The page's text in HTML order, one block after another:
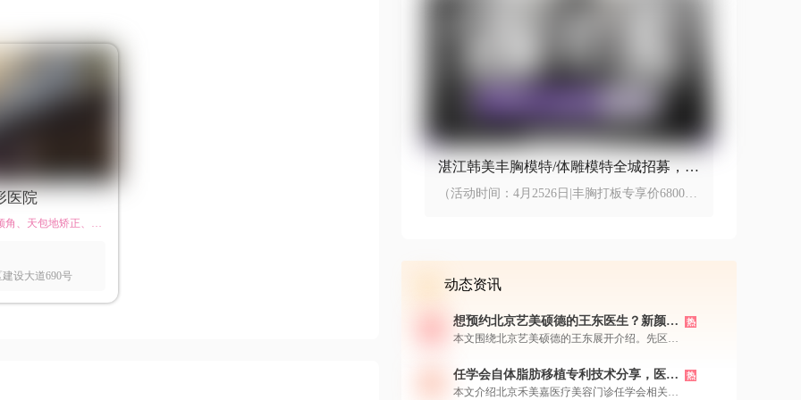
医院
磨颧骨、去下颌角、天包地矫正、颧弓内推、地包天矫正、拉皮手术、自体脂肪去法令纹、手术去法令纹、眼周年轻化手术、面部埋线提升、眼部综合整形、综合鼻整形、腹壁成形术、吸脂塑型、脂肪移植、注射微整形
设大道690号
湛江韩美丰胸模特/体雕模特全城招募，丰
胸打板专享价6800元
（活动时间：4月2526日|丰胸打板专享价6800元
动态资讯
想预约北京艺美硕德的王东医生？新颜智
尚小程序一键预约还能了解价格
热
本文围绕北京艺美硕德的王东展开介绍。先区分
他。接着给出其热门项目价格参考，显示性价比
高。还分享就诊体验，强调环境舒适、无推销等
任学会自体脂肪移植专利技术分享，医院
详细地址，新颜智尚小程序可预约
热
本文介绍北京禾美嘉医疗美容门诊任学会相关信